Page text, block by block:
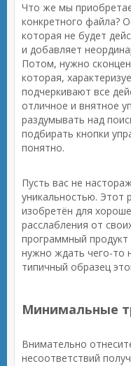
Что же мы
конкретного файла?
которая не будет
и добавляет
Потом, нужно
которая,
подчеркивают все
отличное и внятное
раздумывать над
подбирать кнопки
понятно.
Пусть вас не
уникальностью. Этот
изобретён для
расслабления от
программный
нужно ждать чего-то
типичный образец
Минимальные
Внимательно
несоответствий